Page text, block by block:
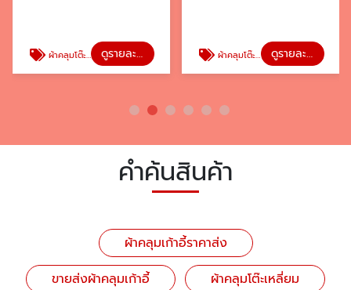
ผ้าคลุมโต๊ะเหลี่ยม ดูรายละเอียด ผ้าคลุมโต๊ะหน้าขาว ดูรายละเอียด
คำค้นสินค้า
ผ้าคลุมเก้าอี้ราคาส่ง
ขายส่งผ้าคลุมเก้าอี้
ผ้าคลุมโต๊ะเหลี่ยม